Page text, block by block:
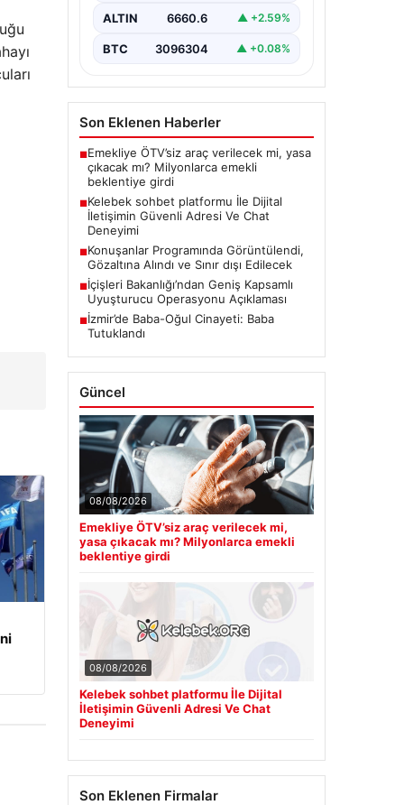
birçok…
ALTIN 6660.6 ▲ +2.59%
BTC 3096304 ▲ +0.08%
Son Eklenen Haberler
■Emekliye ÖTV’siz araç verilecek mi, yasa
çıkacak mı? Milyonlarca emekli
beklentiye girdi
■Kelebek sohbet platformu İle Dijital
İletişimin Güvenli Adresi Ve Chat
Deneyimi
■Konuşanlar Programında Görüntülendi,
Gözaltına Alındı ve Sınır dışı Edilecek
■İçişleri Bakanlığı’ndan Geniş Kapsamlı
Uyuşturucu Operasyonu Açıklaması
■İzmir’de Baba-Oğul Cinayeti: Baba
Tutuklandı
Güncel
08/08/2026
Emekliye ÖTV’siz araç verilecek mi,
yasa çıkacak mı? Milyonlarca emekli
beklentiye girdi
08/08/2026
Kelebek sohbet platformu İle Dijital
İletişimin Güvenli Adresi Ve Chat
Deneyimi
Son Eklenen Firmalar